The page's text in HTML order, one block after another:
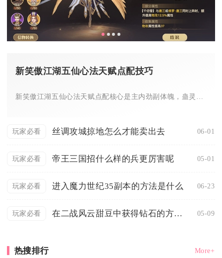
新笑傲江湖五仙心法天赋点配技巧
玩家必看 丝调攻城掠地怎么才能卖出去 06-01
玩家必看 帝王三国招什么样的兵更厉害呢 05-01
玩家必看 进入魔力世纪35副本的方法是什么 06-23
玩家必看 在二战风云甜豆中获得钻石的方法有哪些 05-09
热搜排行 More+